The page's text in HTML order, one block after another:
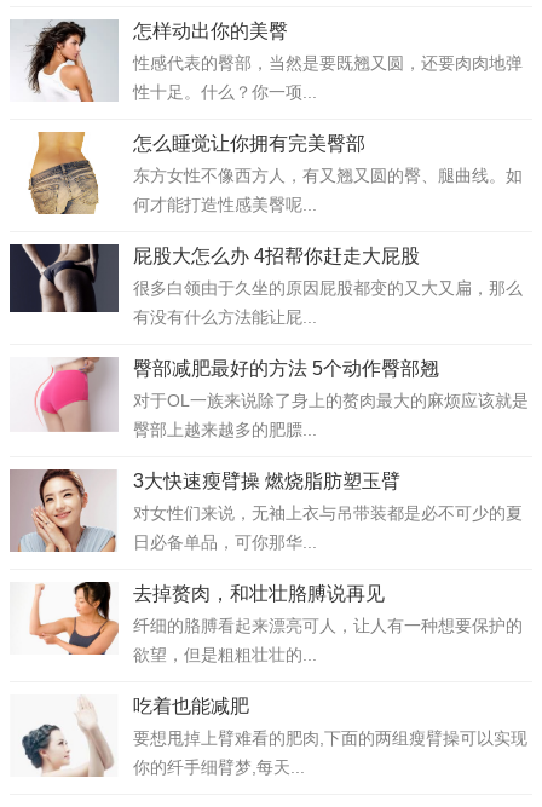
怎样动出你的美臀
性感代表的臀部，当然是要既翘又圆，还要肉肉地弹
性十足。什么？你一项...
怎么睡觉让你拥有完美臀部
东方女性不像西方人，有又翘又圆的臀、腿曲线。如
何才能打造性感美臀呢...
屁股大怎么办 4招帮你赶走大屁股
很多白领由于久坐的原因屁股都变的又大又扁，那么
有没有什么方法能让屁...
臀部减肥最好的方法 5个动作臀部翘
对于OL一族来说除了身上的赘肉最大的麻烦应该就是
臀部上越来越多的肥膘...
3大快速瘦臂操 燃烧脂肪塑玉臂
对女性们来说，无袖上衣与吊带装都是必不可少的夏
日必备单品，可你那华...
去掉赘肉，和壮壮胳膊说再见
纤细的胳膊看起来漂亮可人，让人有一种想要保护的
欲望，但是粗粗壮壮的...
吃着也能减肥
要想甩掉上臂难看的肥肉,下面的两组瘦臂操可以实现
你的纤手细臂梦,每天...